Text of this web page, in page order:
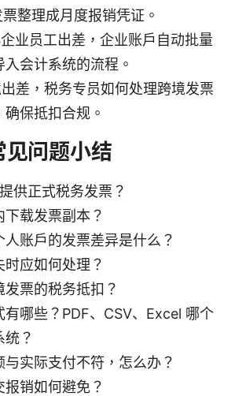
整理成月度报销凭证。
业员工出差，企业账户自动批量
会计系统的流程。
差，税务专员如何处理跨境发票
保抵扣合规。
见问题小结
供正式税务发票？
载发票副本？
人账户的发票差异是什么？
应如何处理？
票的税务抵扣？
有哪些？PDF、CSV、Excel 哪个
统？
实际支付不符，怎么办？
销如何避免？